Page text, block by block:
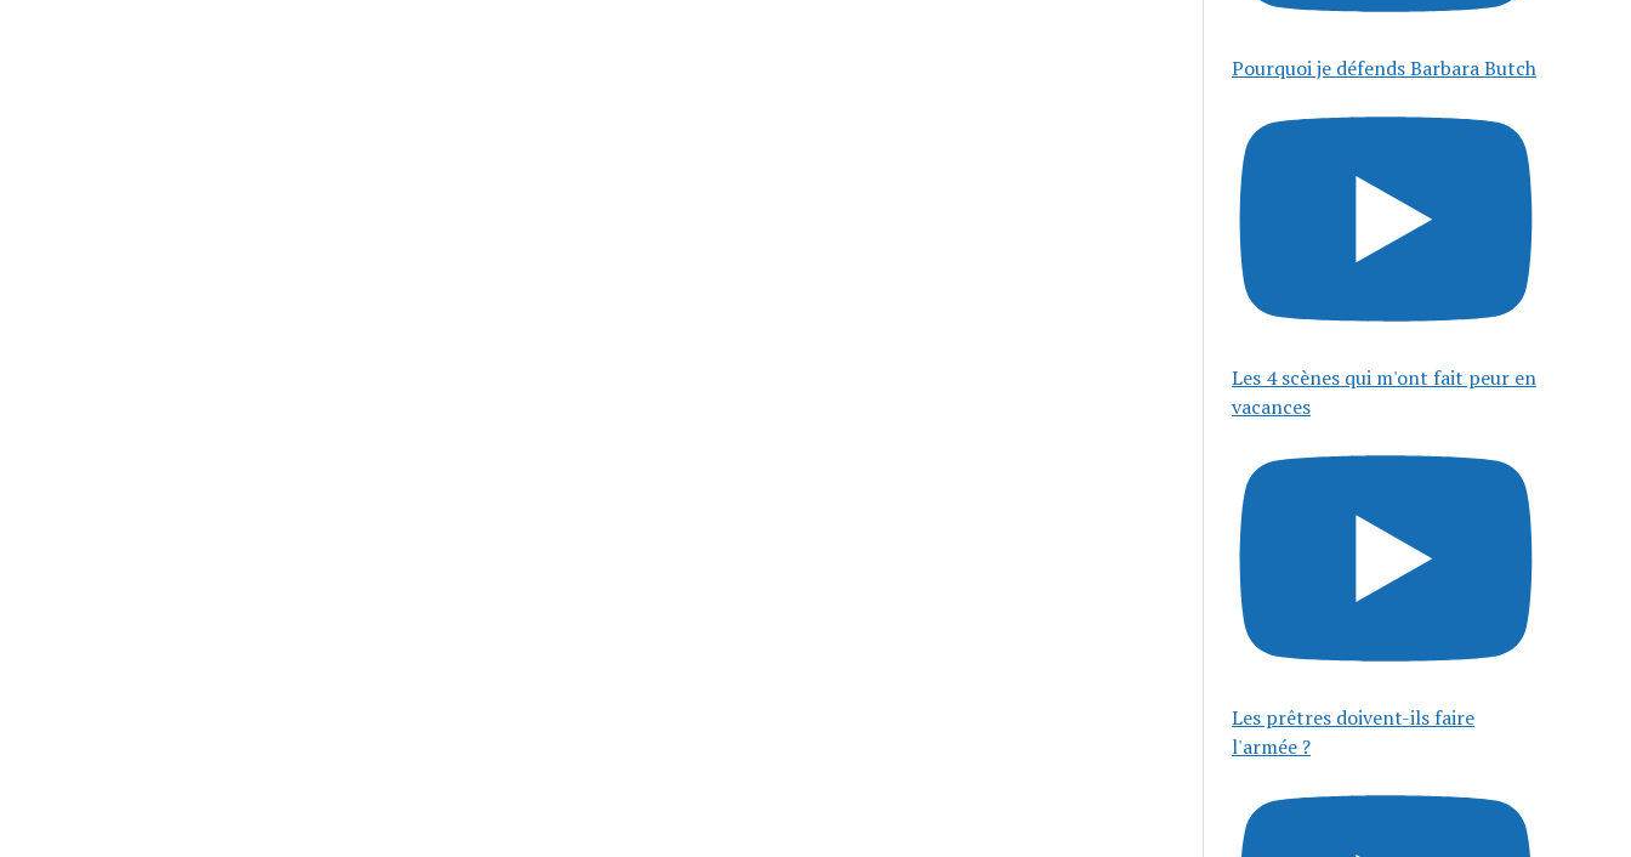
Pourquoi je défends Barbara Butch
Les 4 scènes qui m'ont fait peur en
vacances
Les prêtres doivent-ils faire
l'armée ?